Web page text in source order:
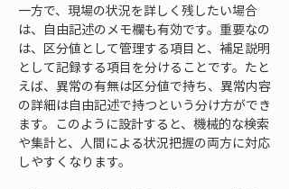
一方で、現場の状況を詳しく残したい場合
は、自由記述のメモ欄も有効です。重要なの
は、区分値として管理する項目と、補足説明
として記録する項目を分けることです。たと
えば、異常の有無は区分値で持ち、異常内容
の詳細は自由記述で持つという分け方ができ
ます。このように設計すると、機械的な検索
や集計と、人間による状況把握の両方に対応
しやすくなります。